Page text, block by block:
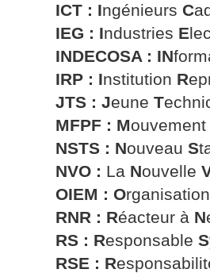
ICT : Ingénieurs C
IEG : Industries E
INDECOSA : IN
IRP : Institution R
JTS : Jeune T
MFPF : Mouvement
NSTS : Nouveau S
NVO : La Nouvelle
OIEM : Organisation
RNR : Réacteur à N
RS : Responsable S
RSE : R